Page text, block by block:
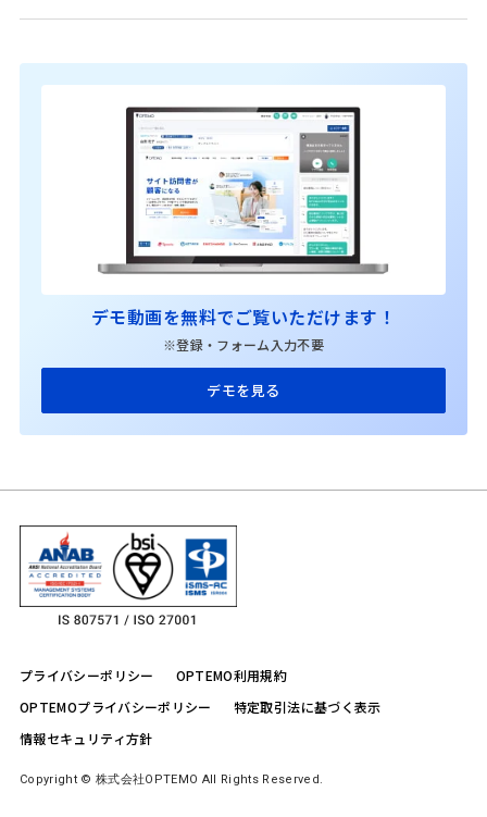
デモ動画を無料でご覧いただけます！
※登録・フォーム入力不要
デモを見る
プライバシーポリシー
OPTEMO利用規約
OPTEMOプライバシーポリシー
特定取引法に基づく表示
情報セキュリティ方針
Copyright © 株式会社OPTEMO All Rights Reserved.